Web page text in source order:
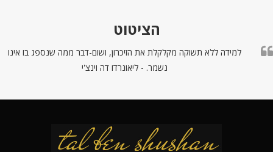
הציטוט
למידה ללא תשוקה מקלקלת את הזיכרון, ושום-דבר ממה שנספג בו אינו
נשמר. - ליאונרדו דה וינצ'י